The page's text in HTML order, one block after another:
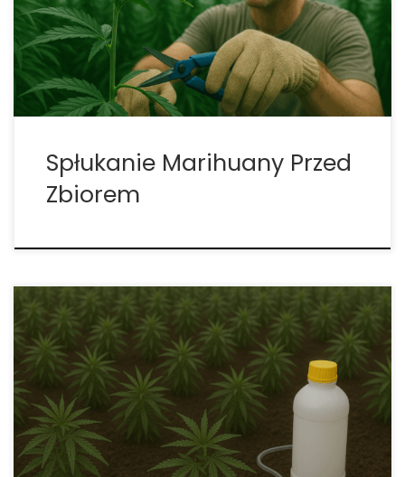
kontrowersje wśród hodowców. Część osób
twierdzi, że odcinanie nawozów na końcu cyklu
osłabia rośliny i zmniejsza plony, inni […]
Spłukanie Marihuany Przed
Zbiorem
Suplementacja węglowodanami – sposób na
większe plony i zdrowe uprawy Suplementacja
węglowodanami to strategia coraz chętniej
stosowana przez hodowców i ogrodników, zarówno
w hydroponice, jak i w uprawach glebowych. Cukry
są paliwem, budulcem i regulatorem procesów
metabolicznych roślin. Odpowiednie ich […]